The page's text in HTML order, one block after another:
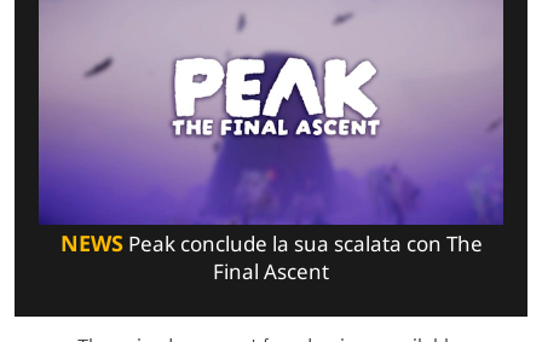
NEWSPeak conclude la sua scalata con The
Final Ascent